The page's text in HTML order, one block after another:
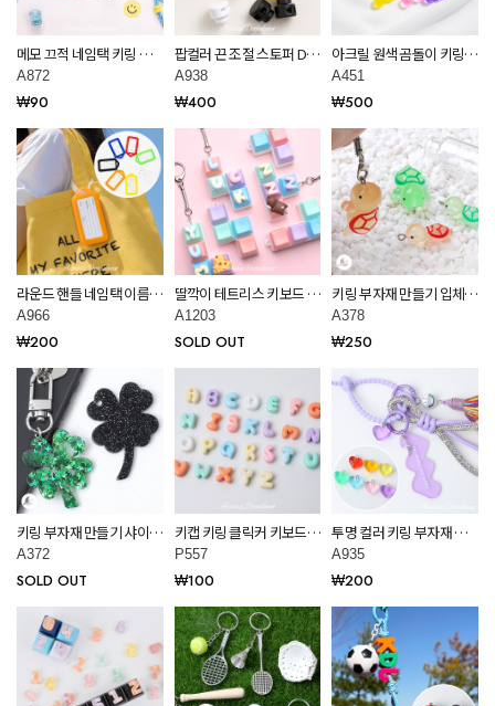
메모 끄적 네임택 키링 부
자재 만들기 재료 A872
A872
₩90
팝컬러 끈 조절 스토퍼 DIY
키링 부자재 만들기 공예
재료 A938
A938
₩400
아크릴 원색 곰돌이 키링부
자재 A451
A451
₩500
라운드 핸들 네임택 이름표
네임키링 DIY 키링 부자재
만들기 공예 재료 A966
A966
₩200
딸깍이 테트리스 키보드 클
릭커 스트레스 해소 키링
부자재 장난감 3종 A1203
A1203
SOLD OUT
키링 부자재 만들기 입체
아크릴 바다 동물 거북이
펜던트 재료 A378
A378
₩250
키링 부자재 만들기 샤이닝
네잎 클로버 아크릴 펜던트
재료 A372
A372
SOLD OUT
키캡 키링 클릭커 키보드
키링용 DIY 미니 알파벳 컬
러 이니셜 데코덴 재료
P557
P557
₩100
투명 컬러 키링 부자재 통
통 하트 펜던트 A935
A935
₩200